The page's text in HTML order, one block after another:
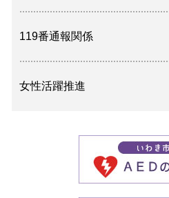
119番通報関係
女性活躍推進